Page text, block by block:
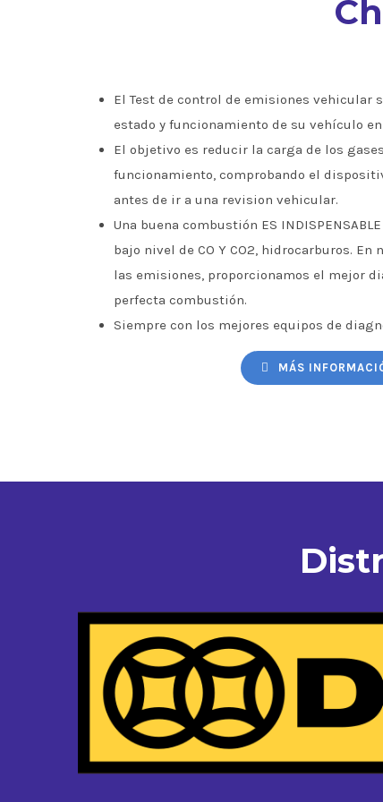
El Test de control de emisiones vehicular
estado y funcionamiento de su vehículo
El objetivo es reducir la carga de los
funcionamiento, comprobando el
antes de ir a una revision vehicular.
Una buena combustión ES
bajo nivel de CO Y CO2, hidrocarburos.
las emisiones, proporcionamos el mejor
perfecta combustión.
Siempre con los mejores equipos de
MÁS